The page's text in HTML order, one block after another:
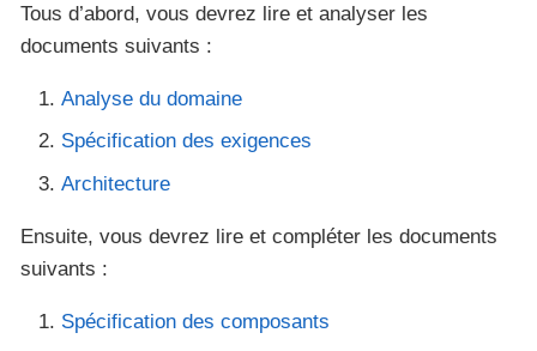
Tous d’abord, vous devrez lire et analyser les
documents suivants :
Analyse du domaine
Spécification des exigences
Architecture
Ensuite, vous devrez lire et compléter les documents
suivants :
Spécification des composants